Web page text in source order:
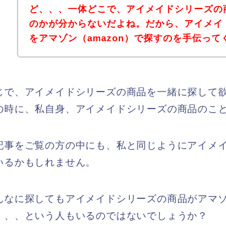
ど、、、一体どこで、アイメイドシリーズの
のかが分からないだよね。だから、アイメイ
をアマゾン（amazon）で探すのを手伝って
で、アイメイドシリーズの商品を一緒に探して
時に、私自身、アイメイドシリーズの商品のこ
事をご覧の方の中にも、私と同じようにアイメ
るかもしれません。
なに探してもアイメイドシリーズの商品がアマ
、、という人もいるのではないでしょうか？